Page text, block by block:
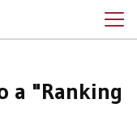
a "Ranking